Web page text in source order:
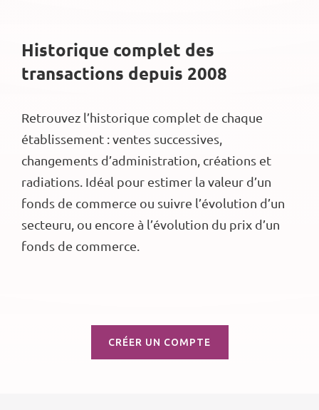
Historique complet des
transactions depuis 2008
Retrouvez l’historique complet de chaque
établissement : ventes successives,
changements d’administration, créations et
radiations. Idéal pour estimer la valeur d’un
fonds de commerce ou suivre l’évolution d’un
secteuru, ou encore à l’évolution du prix d’un
fonds de commerce.
CRÉER UN COMPTE